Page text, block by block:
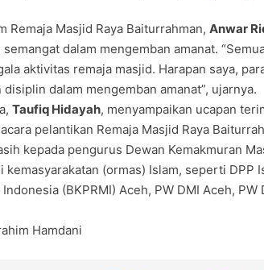
Remaja Masjid Raya Baiturrahman, Anwar
semangat dalam mengemban amanat.
aktivitas remaja masjid. Harapan saya,
dalam mengemban amanat”, ujarnya.
Taufiq Hidayah, menyampaikan ucapan
pelantikan Remaja Masjid Raya
kepada pengurus Dewan Kemakmuran
(ormas) Islam, seperti DPP
(BKPRMI) Aceh, PW DMI Aceh,
Hamdani